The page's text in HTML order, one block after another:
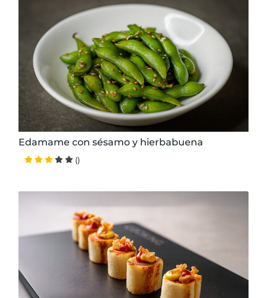
Muy Fácil
2 personas
1.40 € / ración
Edamame con sésamo y hierbabuena
()
15 minutos
Muy Fácil
2 personas
1.20 € / ración